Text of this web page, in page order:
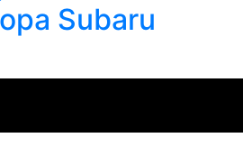
Subaru